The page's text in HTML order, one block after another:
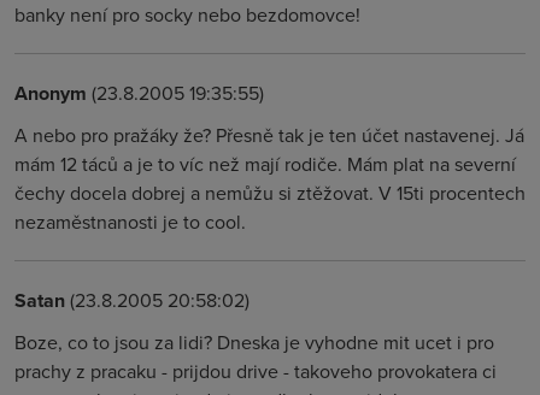
banky není pro socky nebo bezdomovce!
Anonym (23.8.2005 19:35:55)
A nebo pro pražáky že? Přesně tak je ten účet nastavenej. Já
mám 12 táců a je to víc než mají rodiče. Mám plat na severní
čechy docela dobrej a nemůžu si ztěžovat. V 15ti procentech
nezaměstnanosti je to cool.
Satan(23.8.2005 20:58:02)
Boze, co to jsou za lidi? Dneska je vyhodne mit ucet i pro
prachy z pracaku - prijdou drive - takoveho provokatera ci